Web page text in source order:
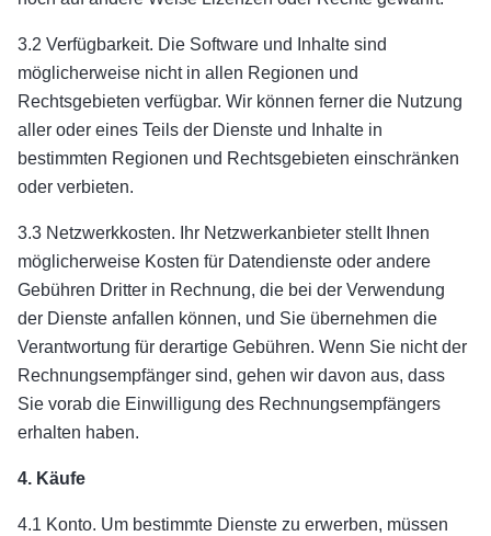
3.2 Verfügbarkeit. Die Software und Inhalte sind
möglicherweise nicht in allen Regionen und
Rechtsgebieten verfügbar. Wir können ferner die Nutzung
aller oder eines Teils der Dienste und Inhalte in
bestimmten Regionen und Rechtsgebieten einschränken
oder verbieten.
3.3 Netzwerkkosten. Ihr Netzwerkanbieter stellt Ihnen
möglicherweise Kosten für Datendienste oder andere
Gebühren Dritter in Rechnung, die bei der Verwendung
der Dienste anfallen können, und Sie übernehmen die
Verantwortung für derartige Gebühren. Wenn Sie nicht der
Rechnungsempfänger sind, gehen wir davon aus, dass
Sie vorab die Einwilligung des Rechnungsempfängers
erhalten haben.
4. Käufe
4.1 Konto. Um bestimmte Dienste zu erwerben, müssen